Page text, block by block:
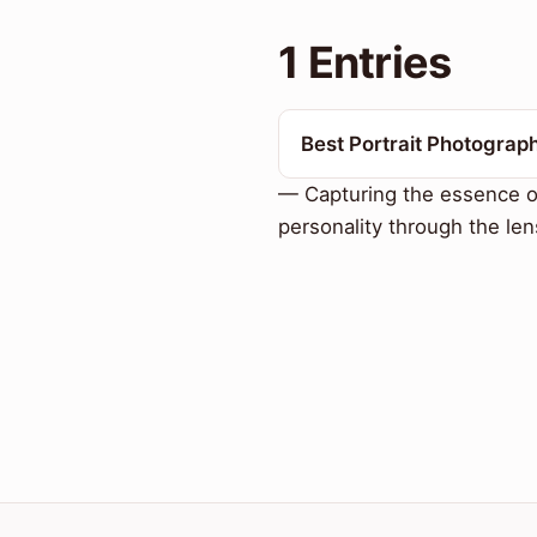
1 Entries
Best Portrait
— Capturing the essence
personality through the